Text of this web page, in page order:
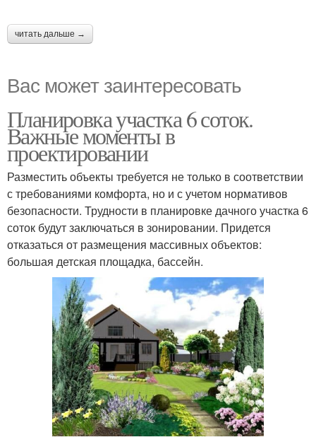
читать дальше →
Вас может заинтересовать
Планировка участка 6 соток.
Важные моменты в
проектировании
Разместить объекты требуется не только в соответствии
с требованиями комфорта, но и с учетом нормативов
безопасности. Трудности в планировке дачного участка 6
соток будут заключаться в зонировании. Придется
отказаться от размещения массивных объектов:
большая детская площадка, бассейн.